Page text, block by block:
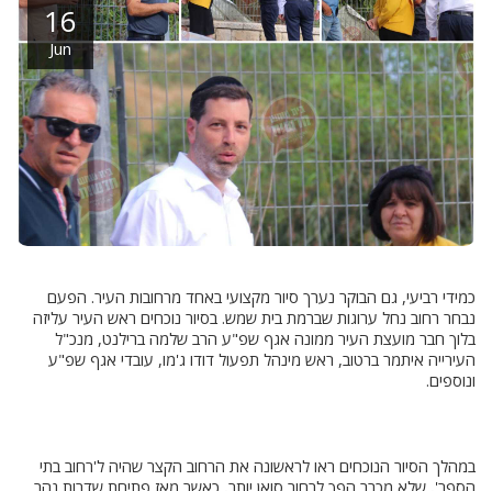
16
Jun
כמידי רביעי, גם הבוקר נערך סיור מקצועי באחד מרחובות העיר. הפעם
נבחר רחוב נחל ערוגות שברמת בית שמש. בסיור נוכחים ראש העיר עליזה
בלוך חבר מועצת העיר ממונה אגף שפ"ע הרב שלמה ברילנט, מנכ"ל
העירייה איתמר ברטוב, ראש מינהל תפעול דודו ג'מו, עובדי אגף שפ"ע
ונוספים.
במהלך הסיור הנוכחים ראו לראשונה את הרחוב הקצר שהיה ל'רחוב בתי